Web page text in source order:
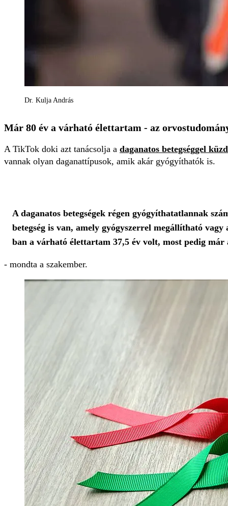
Dr. Kulja András
Már 80 év a várható élettartam - az
A TikTok doki azt tanácsolja a daganatos betegséggel
vannak olyan daganattípusok, amik akár gyógyíthatók is.
A daganatos betegségek régen gyógyíthatatlannak
betegség is van, amely gyógyszerrel megállítható
ban a várható élettartam 37,5 év volt, most pedig
- mondta a szakember.